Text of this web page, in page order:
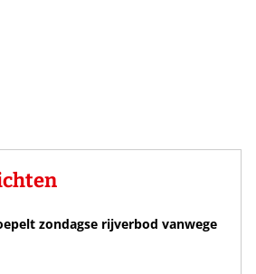
zondagse rijverbod vanwege